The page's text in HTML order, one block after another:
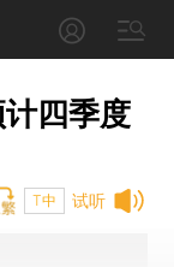
计四季度
试听
T中